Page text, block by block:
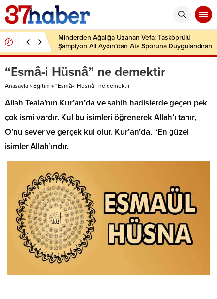
Minderden Ağalığa Uzanan Vefa: Taşköprülü
Şampiyon Ali Aydın’dan Ata Sporuna Duygulandıran
Dönüş
“Esmâ-i Hüsnâ” ne demektir
Anasayfa » Eğitim » “Esmâ-i Hüsnâ” ne demektir
Allah Teala’nın Kur’an’da ve sahih hadislerde geçen pek
çok ismi vardır. Kul bu isimleri öğrenerek Allah’ı tanır,
O’nu sever ve gerçek kul olur. Kur’an’da, “En güzel
isimler Allah’ındır.